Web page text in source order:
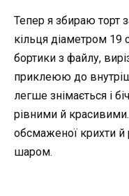
Тепер я збираю торт
кільця діаметром 19
бортики з файлу,
приклеюю до
легше знімається і
рівними й
обсмаженої крихти й
шаром.